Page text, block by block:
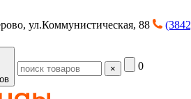
ул.Коммунистическая, 88
× 0